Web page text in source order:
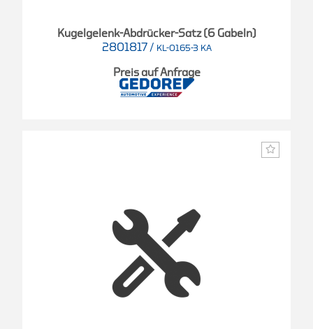
Kugelgelenk-Abdrücker-Satz (6 Gabeln)
2801817 / KL-0165-3 KA
Preis auf Anfrage